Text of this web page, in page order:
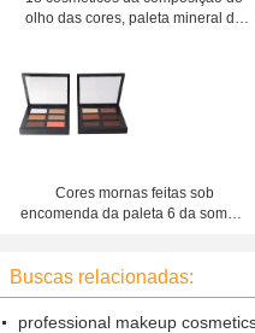
olho das cores, paleta mineral da
Cores mornas feitas sob
encomenda da paleta 6 da sombra
de Brown
Buscas relacionadas:
professional makeup